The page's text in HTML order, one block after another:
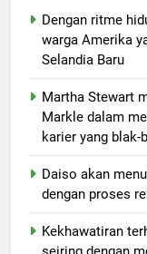
Dengan ritme
warga Amerika
Selandia Baru
Martha Stewart
Markle dalam
karier yang blak-
Daiso akan
dengan proses
Kekhawatiran